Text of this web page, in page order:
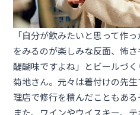
「自分が飲みたいと思って作
をみるのが楽しみな反面、怖
醍醐味ですよね」とビールづ
菊地さん。元々は着付けの先
理店で修行を積んだこともある
また、ワインやウイスキー、